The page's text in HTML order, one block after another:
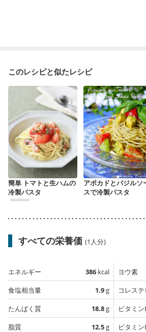
このレシピと似たレシピ
簡単 トマトと生ハムの
冷製パスタ
アボカドとバジルソ
スで冷製パスタ
すべての栄養価 (1人分)
エネルギー 386 kcal
食塩相当量
1.9g
たんぱく質
18.8g
脂質
12.5g
ヨウ素
コレス
ビタミン
ビタミン